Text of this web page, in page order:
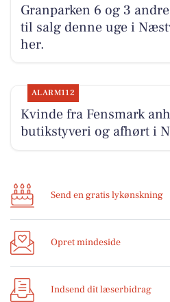
Granparken 6 og 3
til salg denne uge i
her.
ALARM112
Kvinde fra Fensmark
butikstyveri og afhørt i
Send en gratis lykønskning
Opret mindeside
Indsend dit læserbidrag